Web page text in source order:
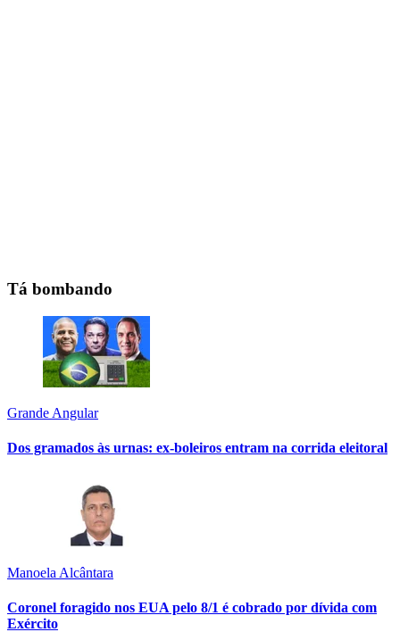
Tá bombando
Grande Angular
Dos gramados às urnas: ex-boleiros entram na corrida eleitoral
Manoela Alcântara
Coronel foragido nos EUA pelo 8/1 é cobrado por dívida com
Exército